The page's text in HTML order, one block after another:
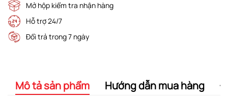
Mở hộp kiểm tra nhận hàng
Hỗ trợ 24/7
Đổi trả trong 7 ngày
Mô tả sản phẩm Hướng dẫn mua hàng